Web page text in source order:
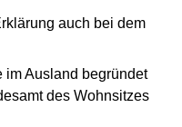
auch bei dem
im Ausland begründet
des Wohnsitzes